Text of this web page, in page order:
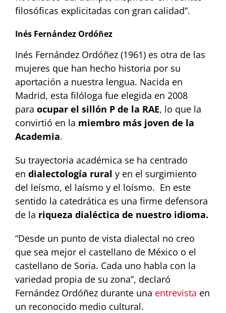
filosóficas explicitadas con gran calidad”.
Inés Fernández Ordóñez
Inés Fernández Ordóñez (1961) es otra de las
mujeres que han hecho historia por su
aportación a nuestra lengua. Nacida en
Madrid, esta filóloga fue elegida en 2008
para ocupar el sillón P de la RAE, lo que la
convirtió en la miembro más joven de la
Academia.
Su trayectoria académica se ha centrado
en dialectología rural y en el surgimiento
del leísmo, el laísmo y el loísmo. En este
sentido la catedrática es una firme defensora
de la riqueza dialéctica de nuestro idioma.
“Desde un punto de vista dialectal no creo
que sea mejor el castellano de México o el
castellano de Soria. Cada uno habla con la
variedad propia de su zona”, declaró
Fernández Ordóñez durante una entrevista en
un reconocido medio cultural.